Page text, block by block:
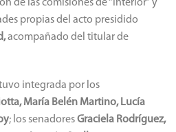
de las comisiones de “Interior” y
propias del acto presidido
acompañado del titular de
integrada por los
María Belén Martino, Lucía
; los senadoresGraciela Rodríguez,